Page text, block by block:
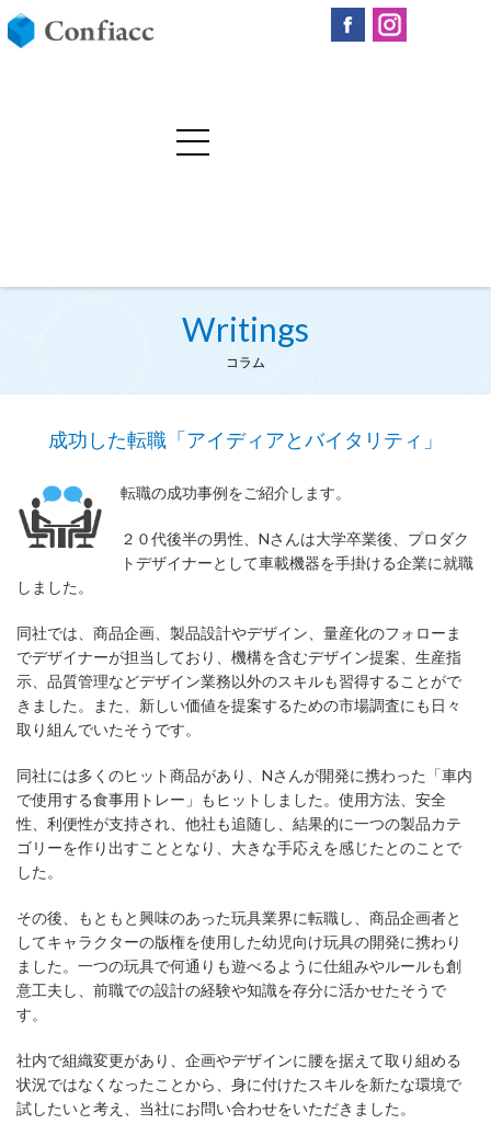
Writings
コラム
成功した転職「アイディアとバイタリティ」
転職の成功事例をご紹介します。
２０代後半の男性、Nさんは大学卒業後、プロダク
トデザイナーとして車載機器を手掛ける企業に就職
しました。
同社では、商品企画、製品設計やデザイン、量産化のフォローま
でデザイナーが担当しており、機構を含むデザイン提案、生産指
示、品質管理などデザイン業務以外のスキルも習得することがで
きました。また、新しい価値を提案するための市場調査にも日々
取り組んでいたそうです。
同社には多くのヒット商品があり、Nさんが開発に携わった「車内
で使用する食事用トレー」もヒットしました。使用方法、安全
性、利便性が支持され、他社も追随し、結果的に一つの製品カテ
ゴリーを作り出すこととなり、大きな手応えを感じたとのことで
した。
その後、もともと興味のあった玩具業界に転職し、商品企画者と
してキャラクターの版権を使用した幼児向け玩具の開発に携わり
ました。一つの玩具で何通りも遊べるように仕組みやルールも創
意工夫し、前職での設計の経験や知識を存分に活かせたそうで
す。
社内で組織変更があり、企画やデザインに腰を据えて取り組める
状況ではなくなったことから、身に付けたスキルを新たな環境で
試したいと考え、当社にお問い合わせをいただきました。